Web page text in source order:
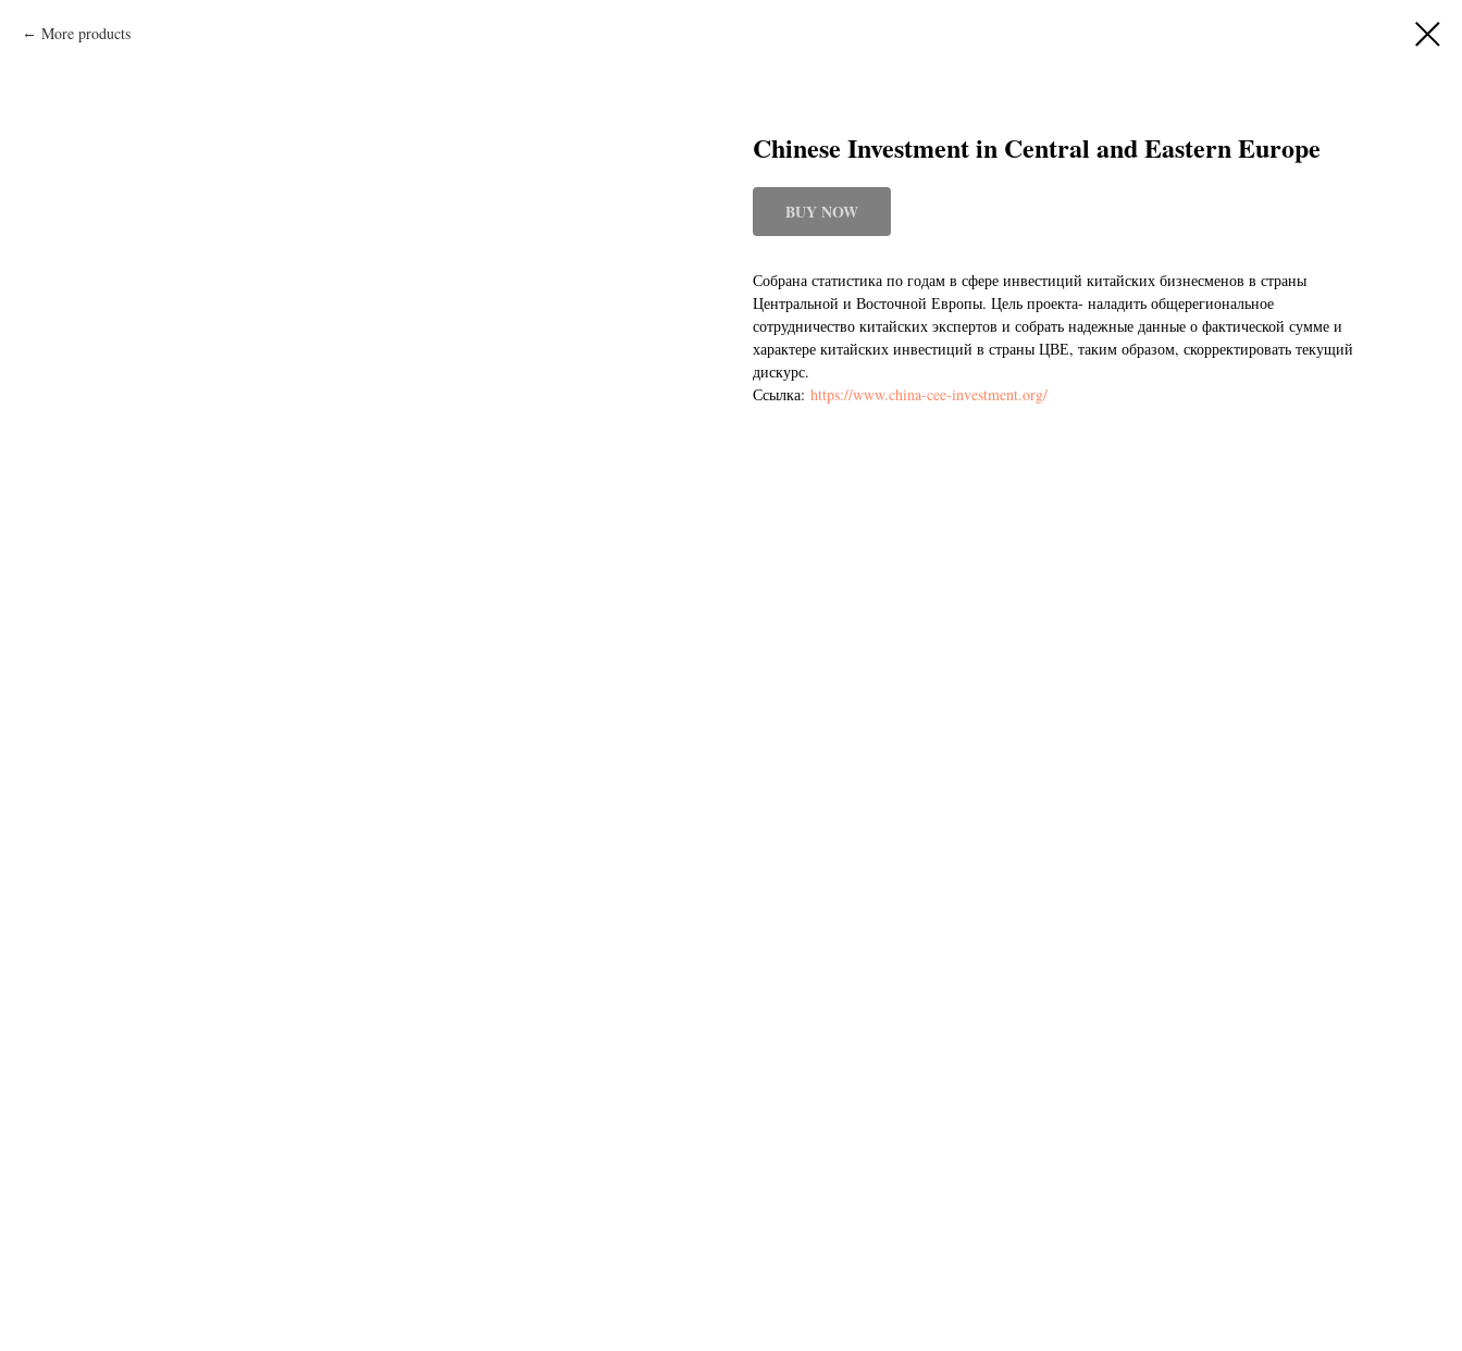
More products
Chinese Investment in Central and Eastern Europe
BUY NOW
Собрана статистика по годам в сфере инвестиций китайских бизнесменов в страны
Центральной и Восточной Европы. Цель проекта- наладить общерегиональное
сотрудничество китайских экспертов и собрать надежные данные о фактической сумме и
характере китайских инвестиций в страны ЦВЕ, таким образом, скорректировать текущий
дискурс.
Ссылка: https://www.china-cee-investment.org/